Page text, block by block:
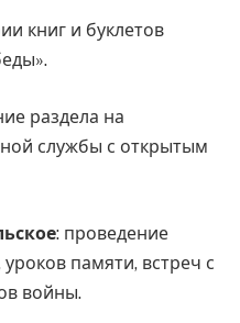
книг и буклетов
раздела на
службы с открытым
: проведение
памяти, встреч с
войны.